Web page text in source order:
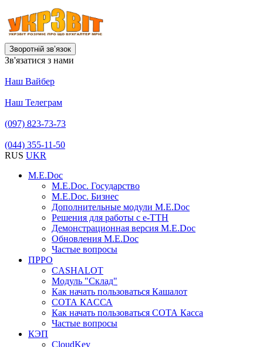
Зворотній звʼязок
Зв'язатися з нами
Наш Вайбер
Наш Телеграм
(097) 823-73-73
(044) 355-11-50
RUS UKR
M.E.Doc
M.E.Doc. Государство
M.E.Doc. Бизнес
Дополнительные модули M.E.Doc
Решения для работы с е-ТТН
Демонстрационная версия M.E.Doc
Обновления M.E.Doc
Частые вопросы
ПРРО
CASHALOT
Модуль "Склад"
Как начать пользоваться Кашалот
СОТА КАCСА
Как начать пользоваться СОТА Касса
Частые вопросы
КЭП
CloudKey